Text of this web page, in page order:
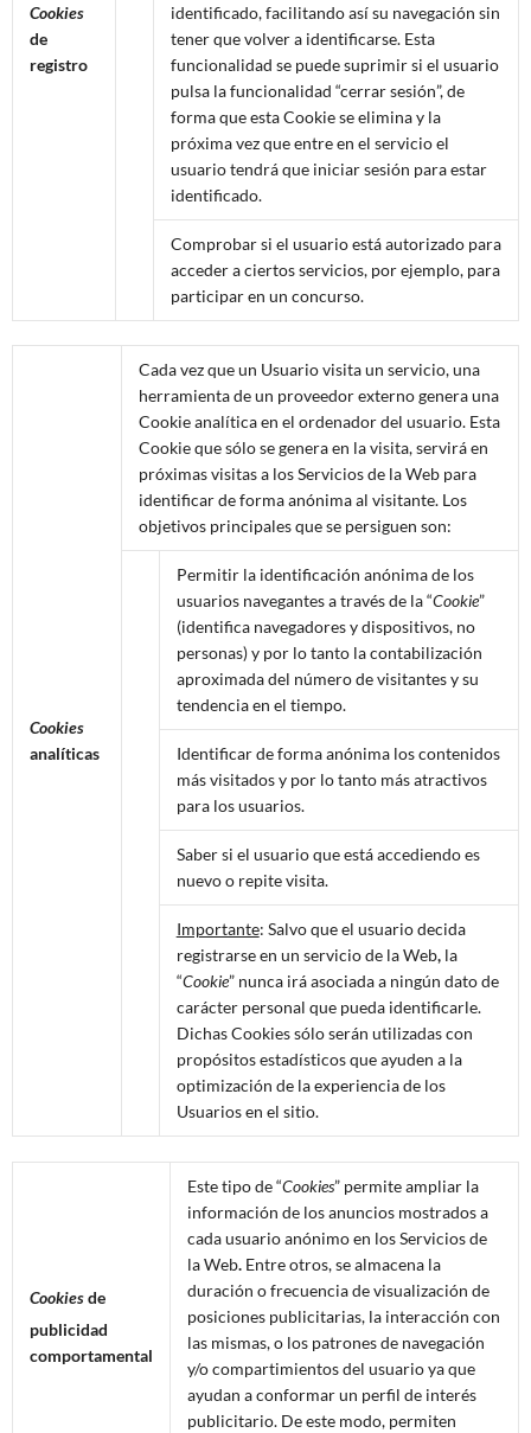
Cookies
de
registro
identificado, facilitando así su navegación sin
tener que volver a identificarse. Esta
funcionalidad se puede suprimir si el usuario
pulsa la funcionalidad “cerrar sesión”, de
forma que esta Cookie se elimina y la
próxima vez que entre en el servicio el
usuario tendrá que iniciar sesión para estar
identificado.
Comprobar si el usuario está autorizado para
acceder a ciertos servicios, por ejemplo, para
participar en un concurso.
Cookies
analíticas
Cada vez que un Usuario visita un servicio, una
herramienta de un proveedor externo genera una
Cookie analítica en el ordenador del usuario. Esta
Cookie que sólo se genera en la visita, servirá en
próximas visitas a los Servicios de la Web para
identificar de forma anónima al visitante. Los
objetivos principales que se persiguen son:
Permitir la identificación anónima de los
usuarios navegantes a través de la “Cookie”
(identifica navegadores y dispositivos, no
personas) y por lo tanto la contabilización
aproximada del número de visitantes y su
tendencia en el tiempo.
Identificar de forma anónima los contenidos
más visitados y por lo tanto más atractivos
para los usuarios.
Saber si el usuario que está accediendo es
nuevo o repite visita.
Importante: Salvo que el usuario decida
registrarse en un servicio de la Web,la
“Cookie” nunca irá asociada a ningún dato de
carácter personal que pueda identificarle.
Dichas Cookies sólo serán utilizadas con
propósitos estadísticos que ayuden a la
optimización de la experiencia de los
Usuarios en el sitio.
Cookiesde
publicidad
comportamental
Este tipo de “Cookies” permite ampliar la
información de los anuncios mostrados a
cada usuario anónimo en los Servicios de
la Web.Entre otros, se almacena la
duración o frecuencia de visualización de
posiciones publicitarias, la interacción con
las mismas, o los patrones de navegación
y/o compartimientos del usuario ya que
ayudan a conformar un perfil de interés
publicitario. De este modo, permiten